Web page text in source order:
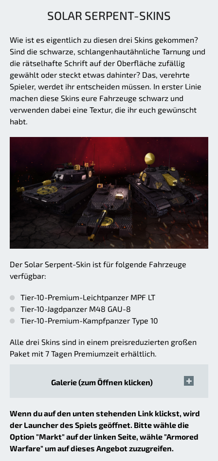
SOLAR SERPENT-SKINS
Wie ist es eigentlich zu diesen drei Skins gekommen?
Sind die schwarze, schlangenhautähnliche Tarnung und
die rätselhafte Schrift auf der Oberfläche zufällig
gewählt oder steckt etwas dahinter? Das, verehrte
Spieler, werdet ihr entscheiden müssen. In erster Linie
machen diese Skins eure Fahrzeuge schwarz und
verwenden dabei eine Textur, die ihr euch gewünscht
habt.
Der Solar Serpent-Skin ist für folgende Fahrzeuge
verfügbar:
Tier-10-Premium-Leichtpanzer MPF LT
Tier-10-Jagdpanzer M48 GAU-8
Tier-10-Premium-Kampfpanzer Type 10
Alle drei Skins sind in einem preisreduzierten großen
Paket mit 7 Tagen Premiumzeit erhältlich.
Galerie (zum Öffnen klicken)
Wenn du auf den unten stehenden Link klickst, wird
der Launcher des Spiels geöffnet. Bitte wähle die
Option "Markt" auf der linken Seite, wähle "Armored
Warfare" um auf dieses Angebot zuzugreifen.